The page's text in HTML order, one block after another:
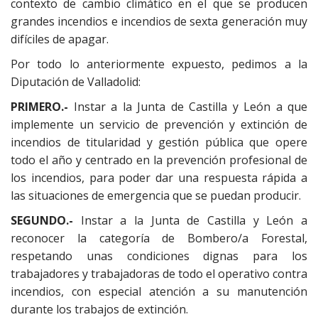
contexto de cambio climático en el que se producen
grandes incendios e incendios de sexta generación muy
difíciles de apagar.
Por todo lo anteriormente expuesto, pedimos a la
Diputación de Valladolid:
PRIMERO.- Instar a la Junta de Castilla y León a que
implemente un servicio de prevención y extinción de
incendios de titularidad y gestión pública que opere
todo el año y centrado en la prevención profesional de
los incendios, para poder dar una respuesta rápida a
las situaciones de emergencia que se puedan producir.
SEGUNDO.- Instar a la Junta de Castilla y León a
reconocer la categoría de Bombero/a Forestal,
respetando unas condiciones dignas para los
trabajadores y trabajadoras de todo el operativo contra
incendios, con especial atención a su manutención
durante los trabajos de extinción.